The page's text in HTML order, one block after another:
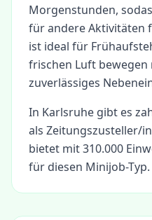
Morgenstunden,
für andere Aktivitäten
ist ideal für
frischen Luft bewegen
zuverlässiges
In Karlsruhe gibt es
als Zeitungszusteller/in
bietet mit 310.000
für diesen Minijob-Typ.